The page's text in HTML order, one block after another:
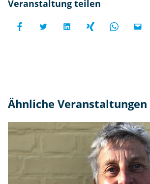
Veranstaltung teilen
Ähnliche Veranstaltungen